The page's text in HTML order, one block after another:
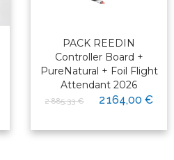
PACK REEDIN
Controller Board +
PureNatural + Foil Flight
Attendant 2026
2 885,33 € 2 164,00 €